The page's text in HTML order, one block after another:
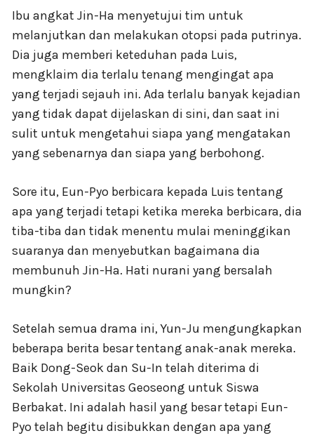
Ibu angkat Jin-Ha menyetujui tim untuk
melanjutkan dan melakukan otopsi pada putrinya.
Dia juga memberi keteduhan pada Luis,
mengklaim dia terlalu tenang mengingat apa
yang terjadi sejauh ini. Ada terlalu banyak kejadian
yang tidak dapat dijelaskan di sini, dan saat ini
sulit untuk mengetahui siapa yang mengatakan
yang sebenarnya dan siapa yang berbohong.
Sore itu, Eun-Pyo berbicara kepada Luis tentang
apa yang terjadi tetapi ketika mereka berbicara, dia
tiba-tiba dan tidak menentu mulai meninggikan
suaranya dan menyebutkan bagaimana dia
membunuh Jin-Ha. Hati nurani yang bersalah
mungkin?
Setelah semua drama ini, Yun-Ju mengungkapkan
beberapa berita besar tentang anak-anak mereka.
Baik Dong-Seok dan Su-In telah diterima di
Sekolah Universitas Geoseong untuk Siswa
Berbakat. Ini adalah hasil yang besar tetapi Eun-
Pyo telah begitu disibukkan dengan apa yang